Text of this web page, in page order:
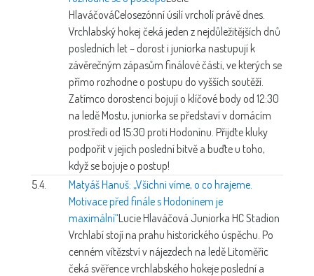
HlaváčováCelosezónní úsilí vrcholí právě dnes.
Vrchlabský hokej čeká jeden z nejdůležitějších dnů
posledních let – dorost i juniorka nastupují k
závěrečným zápasům finálové části, ve kterých se
přímo rozhodne o postupu do vyšších soutěží.
Zatímco dorostenci bojují o klíčové body od 12:30
na ledě Mostu, juniorka se představí v domácím
prostředí od 15:30 proti Hodonínu. Přijďte kluky
podpořit v jejich poslední bitvě a buďte u toho,
když se bojuje o postup!
5.4.
Matyáš Hanuš: „Všichni víme, o co hrajeme.
Motivace před finále s Hodonínem je
maximální“Lucie Hlaváčová Juniorka HC Stadion
Vrchlabí stojí na prahu historického úspěchu. Po
cenném vítězství v nájezdech na ledě Litoměřic
čeká svěřence vrchlabského hokeje poslední a